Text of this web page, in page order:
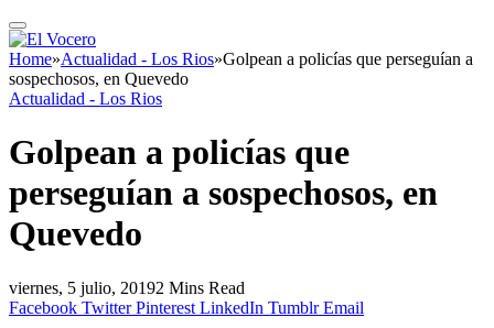
Home»Actualidad - Los Rios»Golpean a policías que perseguían a
sospechosos, en Quevedo
Actualidad - Los Rios
Golpean a policías que
perseguían a sospechosos, en
Quevedo
viernes, 5 julio, 20192 Mins Read
Facebook Twitter Pinterest LinkedIn Tumblr Email